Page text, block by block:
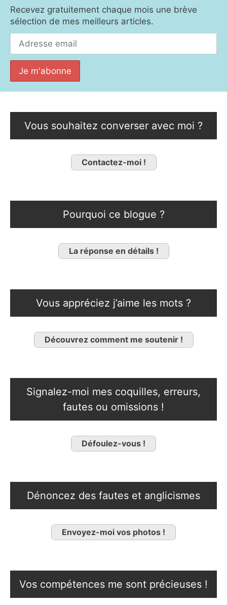
Recevez gratuitement chaque mois une brève
sélection de mes meilleurs articles.
Vous souhaitez converser avec moi ?
Contactez-moi !
Pourquoi ce blogue ?
La réponse en détails !
Vous appréciez j’aime les mots ?
Découvrez comment me soutenir !
Signalez-moi mes coquilles, erreurs,
fautes ou omissions !
Défoulez-vous !
Dénoncez des fautes et anglicismes
Envoyez-moi vos photos !
Vos compétences me sont précieuses !